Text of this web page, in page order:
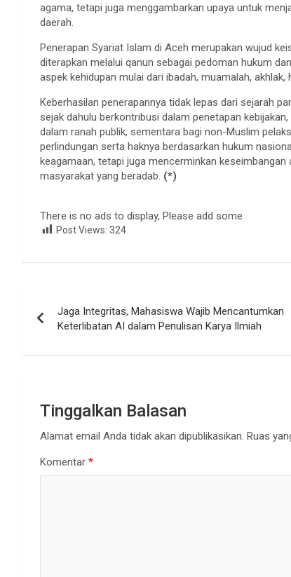
agama, tetapi juga menggambarkan upaya untuk
daerah.
Penerapan Syariat Islam di Aceh merupakan wujud
diterapkan melalui qanun sebagai pedoman hukum
aspek kehidupan mulai dari ibadah, muamalah, akhlak,
Keberhasilan penerapannya tidak lepas dari sejarah
sejak dahulu berkontribusi dalam penetapan
dalam ranah publik, sementara bagi non-Muslim
perlindungan serta haknya berdasarkan hukum
keagamaan, tetapi juga mencerminkan
masyarakat yang beradab. (*)
There is no ads to display, Please add some
Post Views: 324
pos
Jaga Integritas, Mahasiswa Wajib Mencantumkan
Keterlibatan AI dalam Penulisan Karya Ilmiah
Tinggalkan Balasan
Alamat email Anda tidak akan dipublikasikan. Ruas
Komentar *